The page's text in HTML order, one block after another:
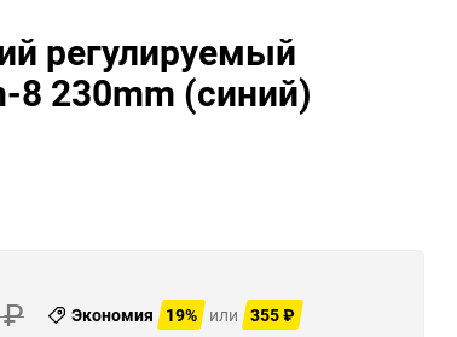
регулируемый
8 230mm (синий)
₽ Экономия 19% или 355₽